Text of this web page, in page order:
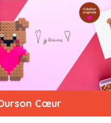
Cœur